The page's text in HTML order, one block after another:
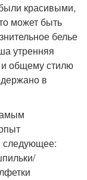
красивыми,
может быть
белье
утренняя
и общему стилю
в
следующее: